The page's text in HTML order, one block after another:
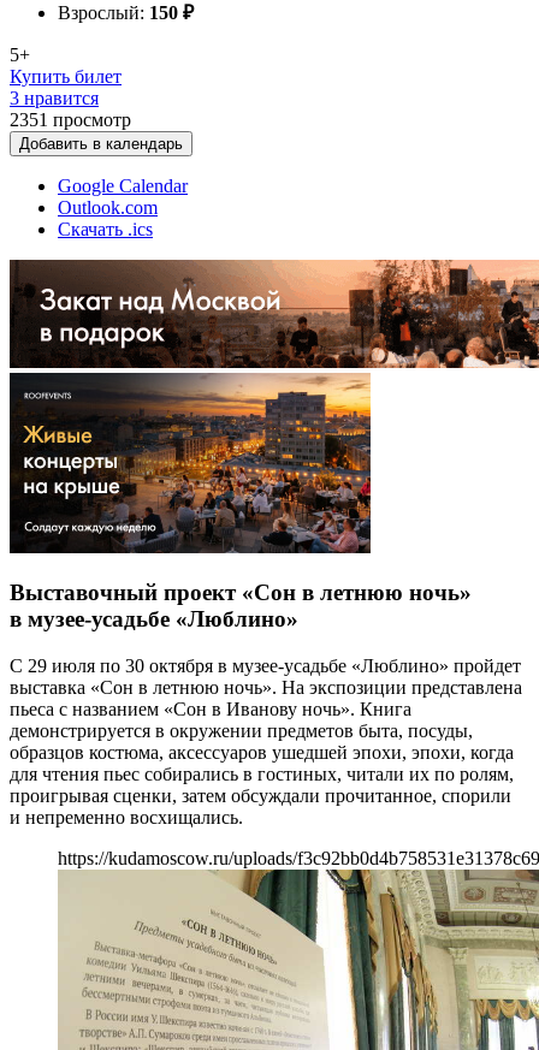
Взрослый: 150 ₽
5+
Купить билет
3 нравится
2351 просмотр
Добавить в календарь
Google Calendar
Outlook.com
Скачать .ics
Выставочный проект «Сон в летнюю ночь»
в музее-усадьбе «Люблино»
С 29 июля по 30 октября в музее-усадьбе «Люблино» пройдет
выставка «Сон в летнюю ночь». На экспозиции представлена
пьеса с названием «Сон в Иванову ночь». Книга
демонстрируется в окружении предметов быта, посуды,
образцов костюма, аксессуаров ушедшей эпохи, эпохи, когда
для чтения пьес собирались в гостиных, читали их по ролям,
проигрывая сценки, затем обсуждали прочитанное, спорили
и непременно восхищались.
https://kudamoscow.ru/uploads/